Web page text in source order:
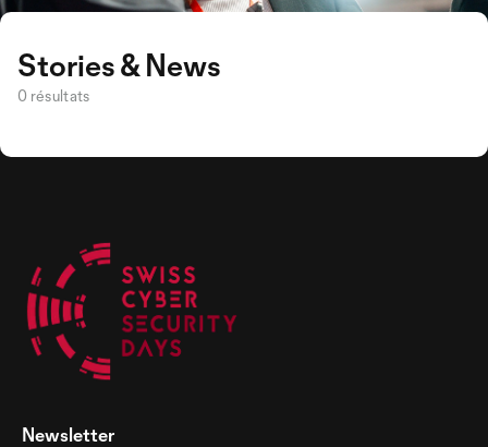
Stories & News
0 résultats
Newsletter